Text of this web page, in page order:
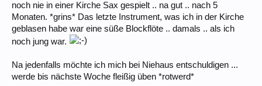
noch nie in einer Kirche Sax gespielt .. na gut .. nach 5
Monaten. *grins* Das letzte Instrument, was ich in der Kirche
geblasen habe war eine süße Blockflöte .. damals .. als ich
noch jung war.
Na jedenfalls möchte ich mich bei Niehaus entschuldigen ...
werde bis nächste Woche fleißig üben *rotwerd*